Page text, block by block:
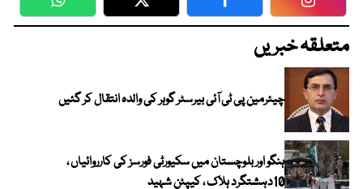
WhatsApp Twitter Facebook
متعلقہ خبریں
چیئرمین پی ٹی آئی بیرسٹر گوہر کی والدہ انتقال کر گئیں
ہنگو اور بلوچستان میں سکیورٹی فورسز کی کارروائیاں ،
10دہشتگرد ہلاک ، کیپٹن شہید